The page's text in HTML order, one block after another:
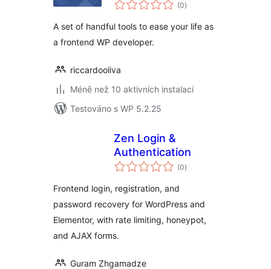
(0hodnocení
)
A set of handful tools to ease your life as
a frontend WP developer.
riccardooliva
Méně než 10 aktivních instalací
Testováno s WP 5.2.25
Zen Login &
Authentication
(0celkové
hodnocení
)
Frontend login, registration, and
password recovery for WordPress and
Elementor, with rate limiting, honeypot,
and AJAX forms.
Guram Zhgamadze